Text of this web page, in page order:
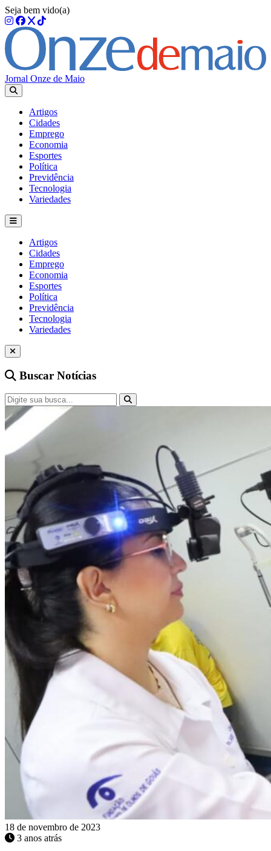
Seja bem vido(a)
Jornal Onze de Maio
Artigos
Cidades
Emprego
Economia
Esportes
Política
Previdência
Tecnologia
Variedades
Artigos
Cidades
Emprego
Economia
Esportes
Política
Previdência
Tecnologia
Variedades
Buscar Notícias
18 de novembro de 2023
3 anos atrás